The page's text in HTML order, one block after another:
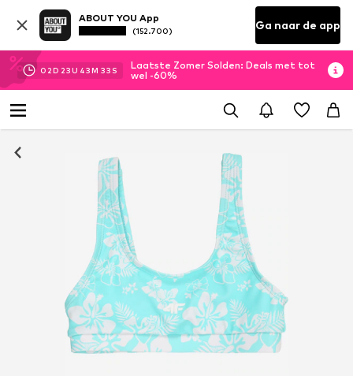
ABOUT YOU App
(152.700) Ga naar de app
02D 23U 43M 33 S
Laatste Zomer Solden: Deals met tot
wel -60%